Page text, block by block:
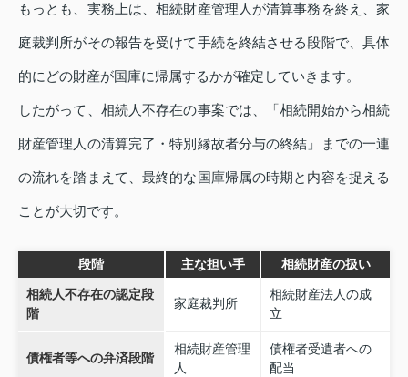
もっとも、実務上は、相続財産管理人が清算事務を終え、家
庭裁判所がその報告を受けて手続を終結させる段階で、具体
的にどの財産が国庫に帰属するかが確定していきます。
したがって、相続人不存在の事案では、「相続開始から相続
財産管理人の清算完了・特別縁故者分与の終結」までの一連
の流れを踏まえて、最終的な国庫帰属の時期と内容を捉える
ことが大切です。
段階 主な担い手 相続財産の扱い
相続人不存在の認定段
階
家庭裁判所
相続財産法人の成
立
債権者等への弁済段階
相続財産管理
人
債権者受遺者への
配当